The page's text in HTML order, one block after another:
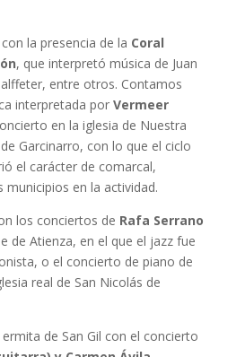
la presencia de la Coral
, que interpretó música de Juan
entre otros. Contamos
interpretada por Vermeer
en la iglesia de Nuestra
Garcinarro, con lo que el ciclo
el carácter de comarcal,
en la actividad.
los conciertos de Rafa Serrano
de Atienza, en el que el jazz fue
o el concierto de piano de
real de San Nicolás de
de San Gil con el concierto